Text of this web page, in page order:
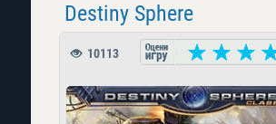
Destiny Sphere
10113